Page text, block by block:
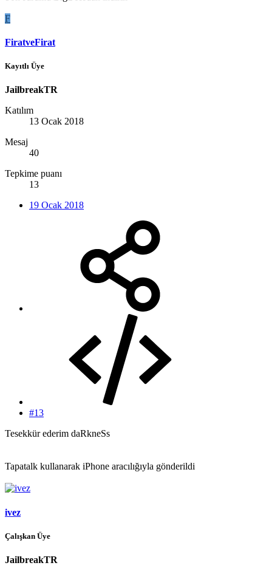
F
FiratveFirat
Kayıtlı Üye
JailbreakTR
Katılım
13 Ocak 2018
Mesaj
40
Tepkime puanı
13
19 Ocak 2018
#13
Tesekkür ederim daRkneSs
Tapatalk kullanarak iPhone aracılığıyla gönderildi
ivez
Çalışkan Üye
JailbreakTR